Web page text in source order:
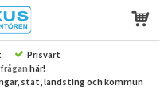
i varukorgen
Prisvärt
här!
stat, landsting och kommun